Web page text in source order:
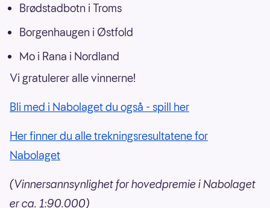
Brødstadbotn i Troms
Borgenhaugen i Østfold
Mo i Rana i Nordland
Vi gratulerer alle vinnerne!
Bli med i Nabolaget du også - spill her
Her finner du alle trekningsresultatene for
Nabolaget
(Vinnersannsynlighet for hovedpremie i Nabolaget
er ca. 1:90.000)